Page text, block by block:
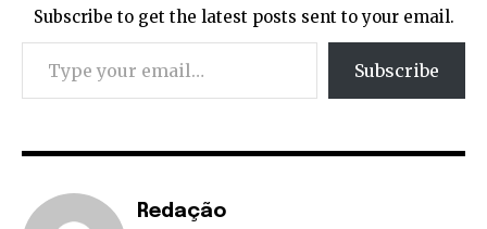
Subscribe to get the latest posts sent to your email.
Type your email…
Subscribe
Redação